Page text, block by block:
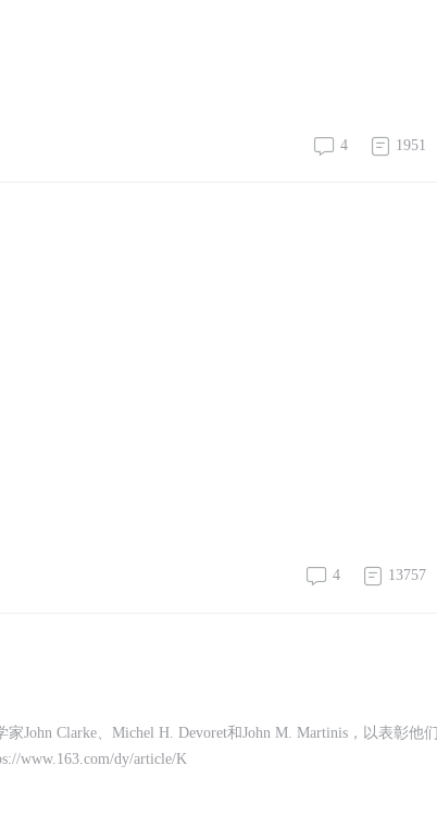
4 1951
4 13757
John Clarke、Michel H. Devoret和John M. Martinis，以表彰他
www.163.com/dy/article/K